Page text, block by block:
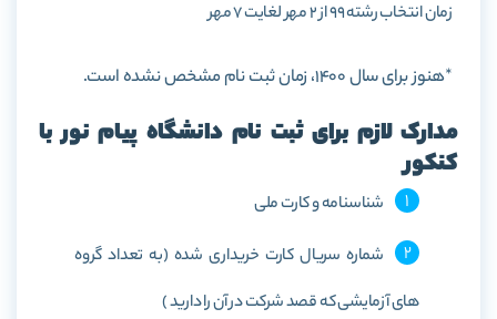
زمان انتخاب رشته 99 از 2 مهر لغایت 7 مهر
*هنوز برای سال 1400، زمان ثبت نام مشخص نشده است.
مدارک لازم برای ثبت نام دانشگاه پیام نور با
کنکور
شناسنامه و کارت ملی
شماره سریال کارت خریداری شده (به تعداد گروه
های آزمایشی که قصد شرکت در آن را دارید )